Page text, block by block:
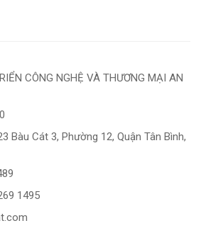
CÔNG NGHỆ VÀ THƯƠNG MẠI AN
Bàu Cát 3, Phường 12, Quận Tân Bình,
1495